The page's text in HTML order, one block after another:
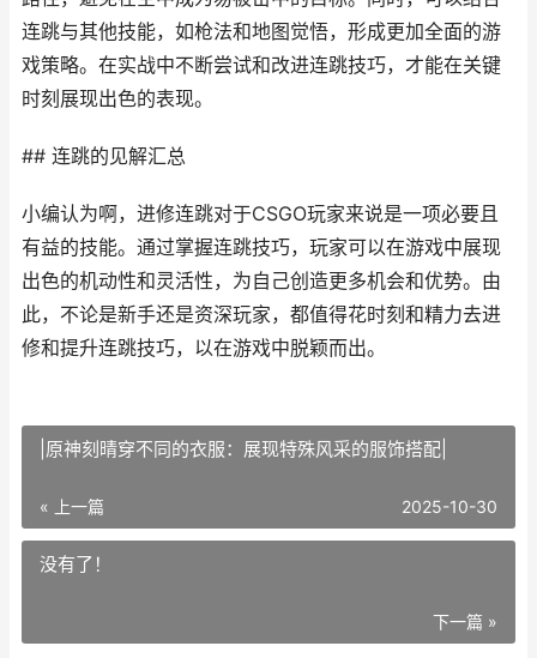
连跳与其他技能，如枪法和地图觉悟，形成更加全面的游
戏策略。在实战中不断尝试和改进连跳技巧，才能在关键
时刻展现出色的表现。
## 连跳的见解汇总
小编认为啊，进修连跳对于CSGO玩家来说是一项必要且
有益的技能。通过掌握连跳技巧，玩家可以在游戏中展现
出色的机动性和灵活性，为自己创造更多机会和优势。由
此，不论是新手还是资深玩家，都值得花时刻和精力去进
修和提升连跳技巧，以在游戏中脱颖而出。
|原神刻晴穿不同的衣服：展现特殊风采的服饰搭配|
« 上一篇 2025-10-30
没有了！
下一篇 »